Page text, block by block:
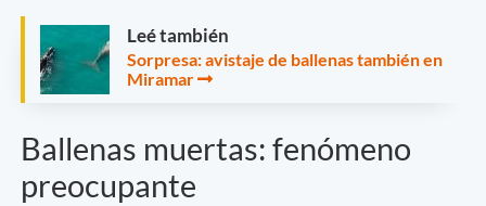
Leé también
Sorpresa: avistaje de ballenas también en
Miramar
Ballenas muertas: fenómeno
preocupante